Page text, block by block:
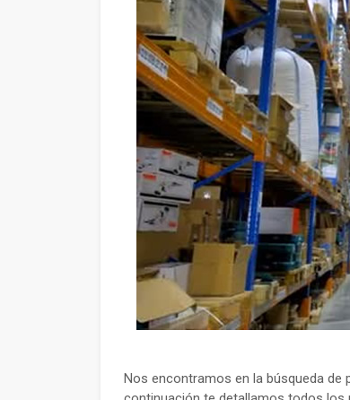
Nos encontramos en la búsqueda de